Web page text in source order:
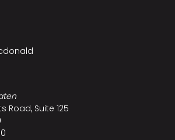
Road, Suite 125